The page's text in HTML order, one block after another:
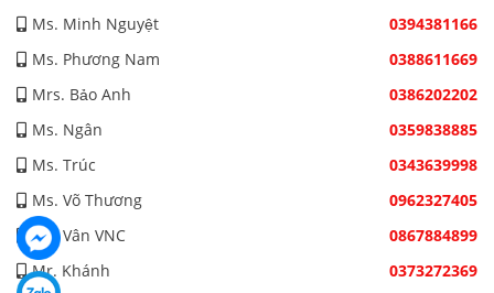
Ms. Minh Nguyệt
0394381166
Ms. Phương Nam
0388611669
Mrs. Bảo Anh
0386202202
Ms. Ngân
0359838885
Ms. Trúc
0343639998
Ms. Võ Thương
0962327405
Ms. Vân VNC
0867884899
Mr. Khánh
0373272369